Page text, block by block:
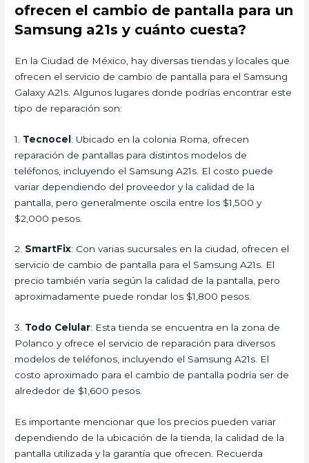
ofrecen el cambio de pantalla para un
Samsung a21s y cuánto cuesta?
En la Ciudad de México, hay diversas tiendas y locales que
ofrecen el servicio de cambio de pantalla para el Samsung
Galaxy A21s. Algunos lugares donde podrías encontrar este
tipo de reparación son:
1. Tecnocel: Ubicado en la colonia Roma, ofrecen
reparación de pantallas para distintos modelos de
teléfonos, incluyendo el Samsung A21s. El costo puede
variar dependiendo del proveedor y la calidad de la
pantalla, pero generalmente oscila entre los $1,500 y
$2,000 pesos.
2. SmartFix: Con varias sucursales en la ciudad, ofrecen el
servicio de cambio de pantalla para el Samsung A21s. El
precio también varía según la calidad de la pantalla, pero
aproximadamente puede rondar los $1,800 pesos.
3. Todo Celular: Esta tienda se encuentra en la zona de
Polanco y ofrece el servicio de reparación para diversos
modelos de teléfonos, incluyendo el Samsung A21s. El
costo aproximado para el cambio de pantalla podría ser de
alrededor de $1,600 pesos.
Es importante mencionar que los precios pueden variar
dependiendo de la ubicación de la tienda, la calidad de la
pantalla utilizada y la garantía que ofrecen. Recuerda